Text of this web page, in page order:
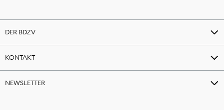
DER BDZV
KONTAKT
NEWSLETTER